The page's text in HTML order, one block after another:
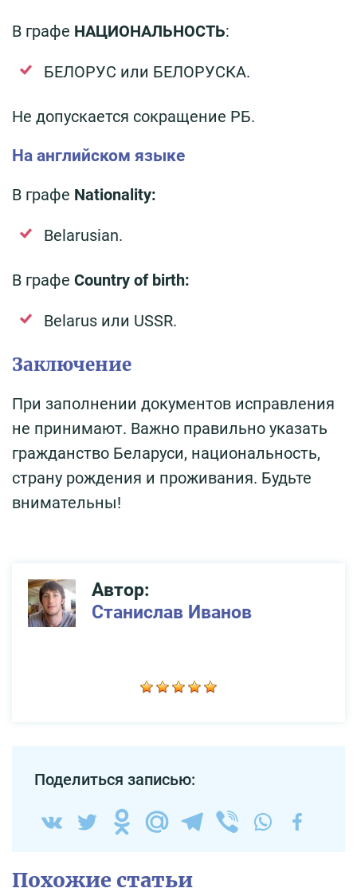
В графе НАЦИОНАЛЬНОСТЬ:
БЕЛОРУС или БЕЛОРУСКА.
Не допускается сокращение РБ.
На английском языке
В графе Nationality:
Belarusian.
В графе Country of birth:
Belarus или USSR.
Заключение
При заполнении документов исправления
не принимают. Важно правильно указать
гражданство Беларуси, национальность,
страну рождения и проживания. Будьте
внимательны!
Автор:
Станислав Иванов
Поделиться записью:
Похожие статьи